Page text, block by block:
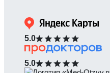
5.0
5.0